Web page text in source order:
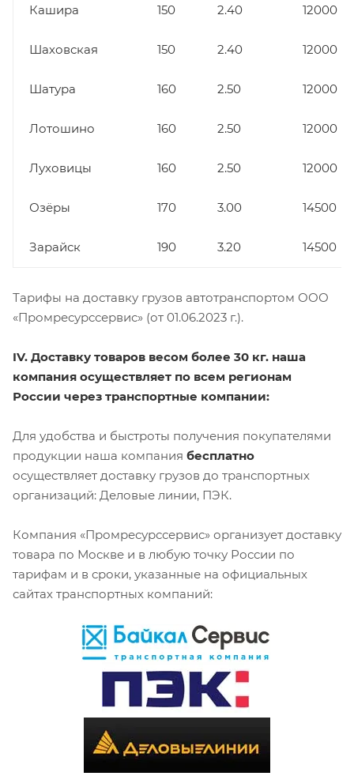
Кашира 150 2.40 12000
Шаховская 150 2.40 12000
Шатура 160 2.50 12000
Лотошино 160 2.50 12000
Луховицы 160 2.50 12000
Озёры 170 3.00 14500
Зарайск 190 3.20 14500
Тарифы на доставку грузов автотранспортом ООО
«Промресурссервис» (от 01.06.2023 г.).
IV. Доставку товаров весом более 30 кг. наша
компания осуществляет по всем регионам
России через транспортные компании:
Для удобства и быстроты получения покупателями
продукции наша компания бесплатно
осуществляет доставку грузов до транспортных
организаций: Деловые линии, ПЭК.
Компания «Промресурссервис» организует доставку
товара по Москве и в любую точку России по
тарифам и в сроки, указанные на официальных
сайтах транспортных компаний: